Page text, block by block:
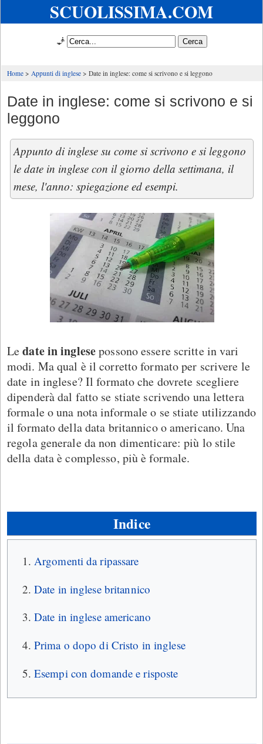
SCUOLISSIMA.COM
🧞
Home Appunti di inglese Date in inglese: come si scrivono e si leggono
Date in inglese: come si scrivono e si
leggono
Appunto di inglese su come si scrivono e si leggono
le date in inglese con il giorno della settimana, il
mese, l'anno: spiegazione ed esempi.
Ledate in inglesepossono essere scritte in vari
modi. Ma qual è il corretto formato per scrivere le
date in inglese? Il formato che dovrete scegliere
dipenderà dal fatto se stiate scrivendo una lettera
formale o una nota informale o se stiate utilizzando
il formato della data britannico o americano. Una
regola generale da non dimenticare: più lo stile
della data è complesso, più è formale.
Indice
Argomenti da ripassare
Date in inglese britannico
Date in inglese americano
Prima o dopo di Cristo in inglese
Esempi con domande e risposte